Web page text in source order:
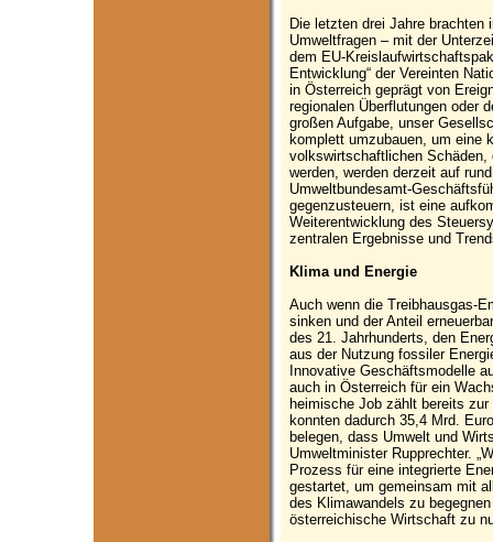
Die letzten drei Jahre brachten
Umweltfragen – mit der
dem EU-
Entwicklung“ der Vereinten
in Österreich geprägt von
regionalen Überflutungen oder
großen Aufgabe, unser
komplett umzubauen, um eine
volkswirtschaftlichen Schäden,
werden, werden derzeit auf
Umweltbundesamt-
gegenzusteuern, ist eine
Weiterentwicklung des
zentralen Ergebnisse und
Klima und Energie
Auch wenn die Treibhausgas-
sinken und der Anteil
des 21. Jahrhunderts, den
aus der Nutzung fossiler
Innovative Geschäftsmodelle
auch in Österreich für ein
heimische Job zählt bereits
konnten dadurch 35,4 Mrd.
belegen, dass Umwelt und
Umweltminister Rupprechter.
Prozess für eine integrierte
gestartet, um gemeinsam mit
des Klimawandels zu
österreichische Wirtschaft zu